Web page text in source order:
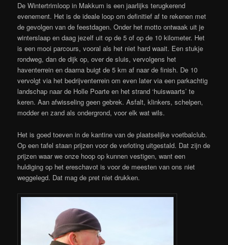
De Wintertrimloop in Makkum is een jaarlijks terugkerend
evenement. Het is de ideale loop om definitief af te rekenen met
de gevolgen van de feestdagen. Onder het motto ontwaak uit je
winterslaap en daag jezelf uit op de 5 of op de 10 kilometer. Het
is een mooi parcours, vooral als het niet hard waait. Een stukje
rondweg, dan de dijk op, over de sluis, vervolgens het
haventerrein en daarna buigt de 5 km af naar de finish. De 10
vervolgt via het bedrijventerrein om even later via een parkachtig
landschap naar de Holle Poarte en het strand ‘huiswaarts’ te
keren. Aan afwisseling geen gebrek. Asfalt, klinkers, schelpen,
modder en zand als ondergrond, voor elk wat wils.
Het is goed toeven in de kantine van de plaatselijke voetbalclub.
Op een tafel staan prijzen voor de verloting uitgestald. Dat zijn de
prijzen waar we onze hoop op kunnen vestigen, want een
huldiging op het ereschavot is voor de meesten van ons niet
weggelegd. Dat mag de pret niet drukken.